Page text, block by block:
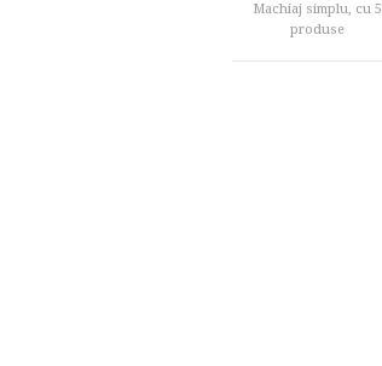
Machiaj simplu, cu 5
produse